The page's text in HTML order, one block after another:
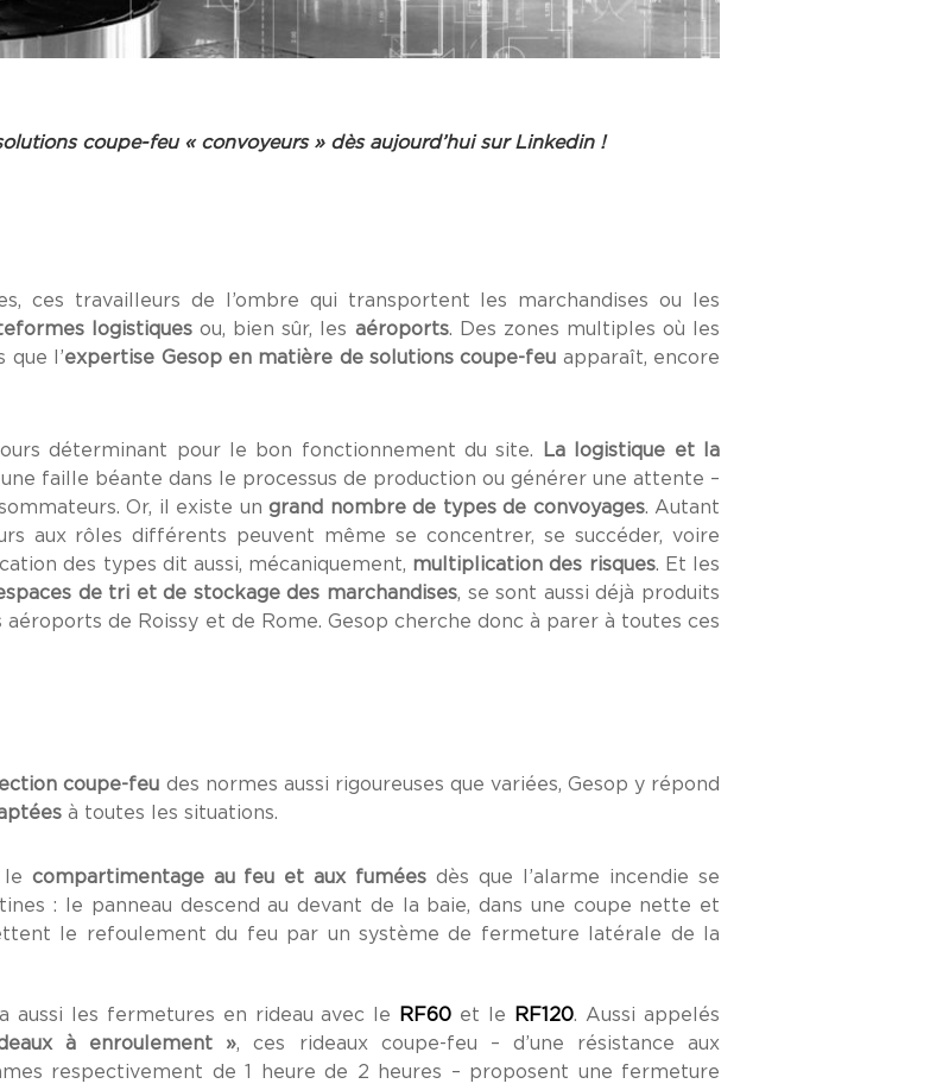
coupe-feu « convoyeurs » dès aujourd’hui sur Linkedin !
ces travailleurs de l’ombre qui transportent les marchandises ou les
logistiquesou, bien sûr, les aéroports. Des zones multiples où les
que l’expertise Gesop en matière de solutions coupe-feu apparaît, encore
déterminant pour le bon fonctionnement du site.
La logistique et la
faille béante dans le processus de production ou générer une attente –
Or, il existe un grand nombre de types de convoyages. Autant
aux rôles différents peuvent même se concentrer, se succéder, voire
des types dit aussi, mécaniquement, multiplication des risques. Et les
de tri et de stockage des marchandises, se sont aussi déjà produits
de Roissy et de Rome. Gesop cherche donc à parer à toutes ces
coupe-feu des normes aussi rigoureuses que variées, Gesop y répond
à toutes les situations.
compartimentage au feu et aux fumées dès que l’alarme incendie se
: le panneau descend au devant de la baie, dans une coupe nette et
le refoulement du feu par un système de fermeture latérale de la
aussi les fermetures en rideau avec le RF60 et le RF120. Aussi appelés
à enroulement », ces rideaux coupe-feu – d’une résistance aux
respectivement de 1 heure de 2 heures – proposent une fermeture